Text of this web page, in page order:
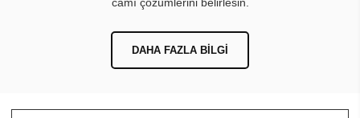
camı çözümlerini belirlesin.
DAHA FAZLA BILGI